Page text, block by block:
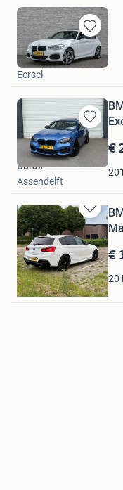
Bewaren
Mijn
Guus van de ven
Eersel
Bewaren
in
Mijn
Favorieten
€
Burak
Assendelft
Bewaren
in
Mijn
Favorieten
€
Maxim
Riel